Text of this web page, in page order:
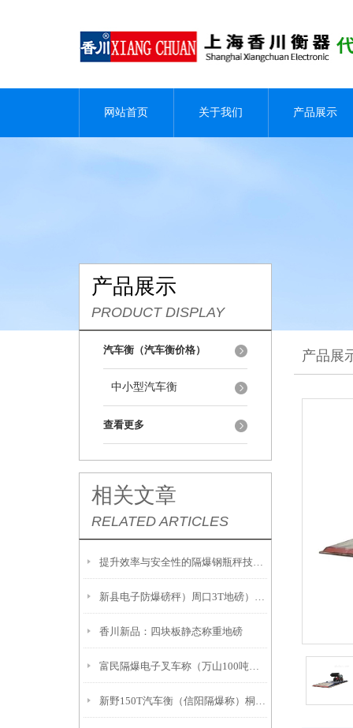
网站首页 关于我们 产品展示
产品展示
PRODUCT DISPLAY
汽车衡（汽车衡价格）
中小型汽车衡
查看更多
相关文章
RELATED ARTICLES
提升效率与安全性的隔爆钢瓶秤技术解析
新县电子防爆磅秤）周口3T地磅）息县隔爆桌秤注意事項:
香川新品：四块板静态称重地磅
富民隔爆电子叉车称（万山100吨吊秤）册亨2吨地磅
新野150T汽车衡（信阳隔爆称）桐柏20吨汽车衡故障维修解决方案：
产品展